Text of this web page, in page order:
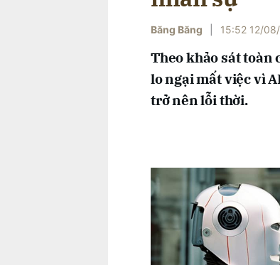
Băng Băng 15:52 12/
Theo khảo sát toàn
lo ngại mất việc vì
trở nên lỗi thời.